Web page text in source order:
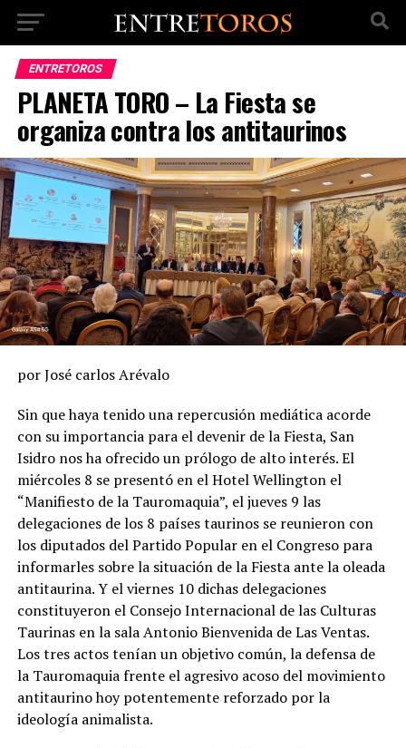
ENTRETOROS
PLANETA TORO – La Fiesta se
organiza contra los antitaurinos
por José carlos Arévalo
Sin que haya tenido una repercusión mediática acorde
con su importancia para el devenir de la Fiesta, San
Isidro nos ha ofrecido un prólogo de alto interés. El
miércoles 8 se presentó en el Hotel Wellington el
“Manifiesto de la Tauromaquia”, el jueves 9 las
delegaciones de los 8 países taurinos se reunieron con
los diputados del Partido Popular en el Congreso para
informarles sobre la situación de la Fiesta ante la oleada
antitaurina. Y el viernes 10 dichas delegaciones
constituyeron el Consejo Internacional de las Culturas
Taurinas en la sala Antonio Bienvenida de Las Ventas.
Los tres actos tenían un objetivo común, la defensa de
la Tauromaquia frente el agresivo acoso del movimiento
antitaurino hoy potentemente reforzado por la
ideología animalista.